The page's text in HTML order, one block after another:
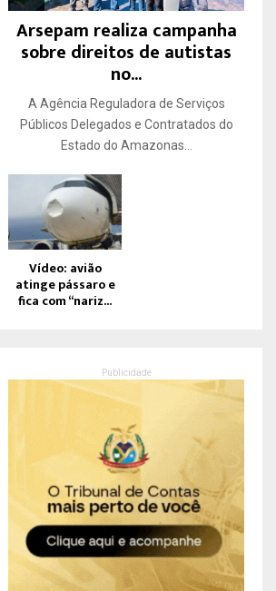
Arsepam realiza campanha
sobre direitos de autistas
no...
A Agência Reguladora de Serviços
Públicos Delegados e Contratados do
Estado do Amazonas...
Vídeo: avião
atinge pássaro e
fica com “nariz...
Publicidade